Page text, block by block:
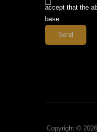
accept that the
base.
Copyright ©